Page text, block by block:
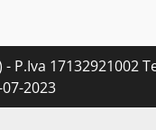
P.Iva
2023